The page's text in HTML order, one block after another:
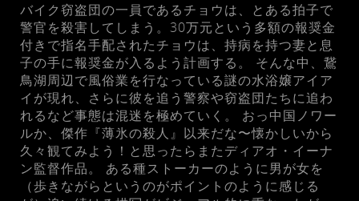
バイク窃盗団の一員であるチョウは、とある拍子で
警官を殺害してしまう。30万元という多額の報奨金
付きで指名手配されたチョウは、持病を持つ妻と息
子の手に報奨金が入るよう計画する。 そんな中、鵞
鳥湖周辺で風俗業を行なっている謎の水浴嬢アイア
イが現れ、さらに彼を追う警察や窃盗団たちに追わ
れるなど事態は混迷を極めていく。 おっ中国ノワー
ルか、傑作『薄氷の殺人』以来だな〜懐かしいから
久々観てみよう！と思ったらまたディアオ・イーナ
ン監督作品。 ある種ストーカーのように男が女を
（歩きながらというのがポイントのように感じる